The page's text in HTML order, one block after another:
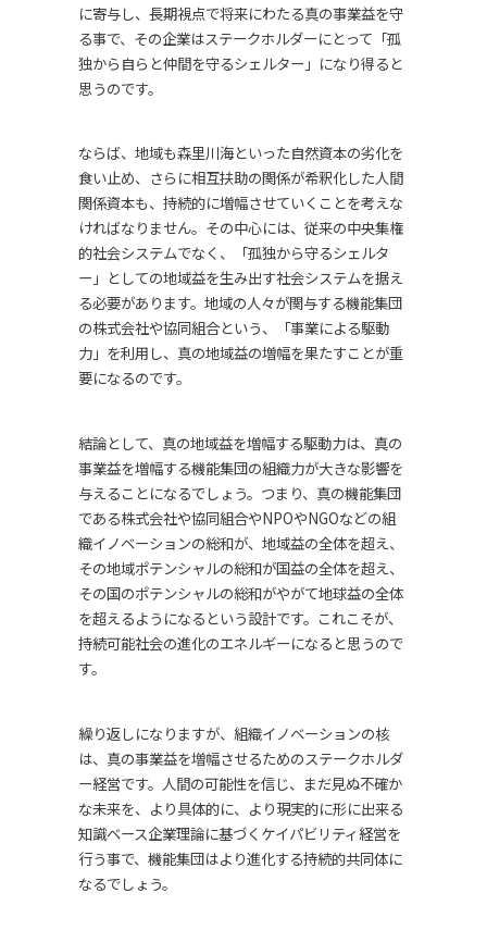
に寄与し、長期視点で将来にわたる真の事業益を守
る事で、その企業はステークホルダーにとって「孤
独から自らと仲間を守るシェルター」になり得ると
思うのです。
ならば、地域も森里川海といった自然資本の劣化を
食い止め、さらに相互扶助の関係が希釈化した人間
関係資本も、持続的に増幅させていくことを考えな
ければなりません。その中心には、従来の中央集権
的社会システムでなく、「孤独から守るシェルタ
ー」としての地域益を生み出す社会システムを据え
る必要があります。地域の人々が関与する機能集団
の株式会社や協同組合という、「事業による駆動
力」を利用し、真の地域益の増幅を果たすことが重
要になるのです。
結論として、真の地域益を増幅する駆動力は、真の
事業益を増幅する機能集団の組織力が大きな影響を
与えることになるでしょう。つまり、真の機能集団
である株式会社や協同組合やNPOやNGOなどの組
織イノベーションの総和が、地域益の全体を超え、
その地域ポテンシャルの総和が国益の全体を超え、
その国のポテンシャルの総和がやがて地球益の全体
を超えるようになるという設計です。これこそが、
持続可能社会の進化のエネルギーになると思うので
す。
繰り返しになりますが、組織イノベーションの核
は、真の事業益を増幅させるためのステークホルダ
ー経営です。人間の可能性を信じ、まだ見ぬ不確か
な未来を、より具体的に、より現実的に形に出来る
知識ベース企業理論に基づくケイパビリティ経営を
行う事で、機能集団はより進化する持続的共同体に
なるでしょう。